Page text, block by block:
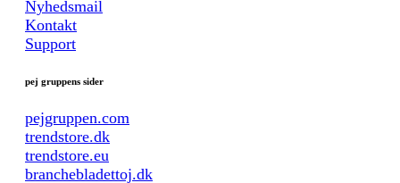
Nyhedsmail
Kontakt
Support
pej gruppens sider
pejgruppen.com
trendstore.dk
trendstore.eu
branchebladettoj.dk